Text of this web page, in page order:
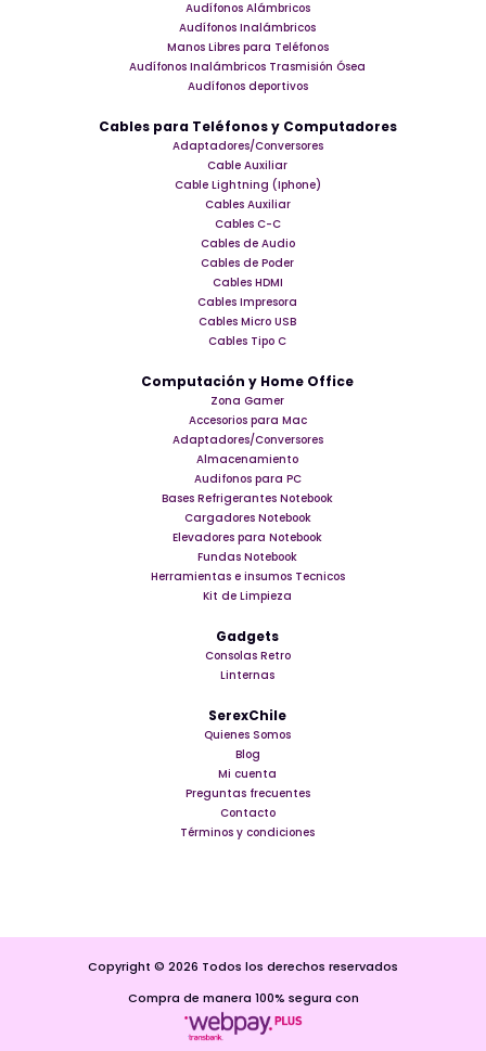
Audífonos Alámbricos
Audífonos Inalámbricos
Manos Libres para Teléfonos
Audífonos Inalámbricos Trasmisión Ósea
Audífonos deportivos
Cables para Teléfonos y Computadores
Adaptadores/Conversores
Cable Auxiliar
Cable Lightning (Iphone)
Cables Auxiliar
Cables C-C
Cables de Audio
Cables de Poder
Cables HDMI
Cables Impresora
Cables Micro USB
Cables Tipo C
Computación y Home Office
Zona Gamer
Accesorios para Mac
Adaptadores/Conversores
Almacenamiento
Audifonos para PC
Bases Refrigerantes Notebook
Cargadores Notebook
Elevadores para Notebook
Fundas Notebook
Herramientas e insumos Tecnicos
Kit de Limpieza
Gadgets
Consolas Retro
Linternas
SerexChile
Quienes Somos
Blog
Mi cuenta
Preguntas frecuentes
Contacto
Términos y condiciones
Copyright © 2026 Todos los derechos reservados
Compra de manera 100% segura con